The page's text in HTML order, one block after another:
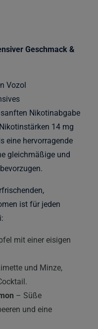
Geschmack &
Vozol
Nikotinabgabe
14 mg
eine hervorragende
gleichmäßige und
ist für jeden
mit einer eisigen
und Minze,
– Süße
und eine